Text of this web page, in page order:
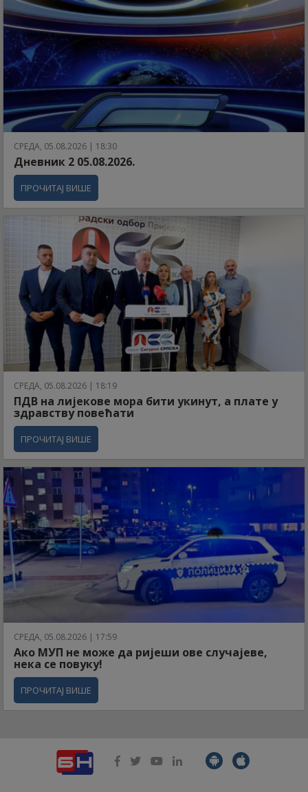
СРЕДА, 05.08.2026 | 18:30
Дневник 2 05.08.2026.
ПРОЧИТАЈ ВИШЕ
СРЕДА, 05.08.2026 | 18:19
ПДВ на лијекове мора бити укинут, а плате у
здравству повећати
ПРОЧИТАЈ ВИШЕ
СРЕДА, 05.08.2026 | 17:59
Ако МУП не може да ријеши ове случајеве,
нека се повуку!
ПРОЧИТАЈ ВИШЕ